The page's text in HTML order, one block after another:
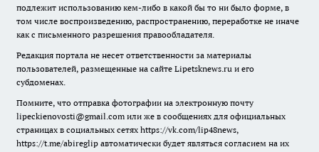
подлежит использованию кем-либо в какой бы то ни было форме, в
том числе воспроизведению, распространению, переработке не иначе
как с письменного разрешения правообладателя.
Редакция портала не несет ответственности за материалы
пользователей, размещенные на сайте Lipetsknews.ru и его
субдоменах.
Помните, что отправка фотографии на электронную почту
lipeckienovosti@gmail.com или же в сообщениях для официальных
страницах в социальных сетях https://vk.com/lip48news,
https://t.me/abireglip автоматически будет являться согласием на их